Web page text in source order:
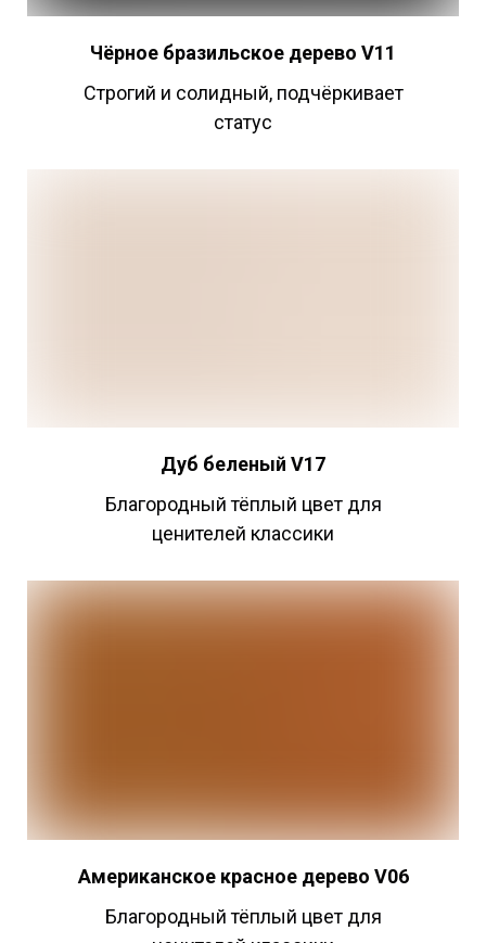
Чёрное бразильское дерево V11
Строгий и солидный, подчёркивает
статус
Дуб беленый V17
Благородный тёплый цвет для
ценителей классики
Американское красное дерево V06
Благородный тёплый цвет для